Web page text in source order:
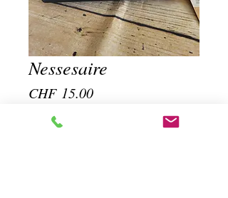
Nessesaire
CHF 15.00Preis
Anzahl *